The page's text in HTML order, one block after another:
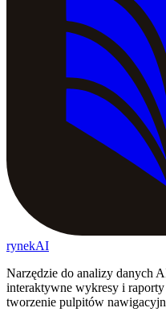
rynekAI
Narzędzie do analizy danych
interaktywne wykresy i
tworzenie pulpitów